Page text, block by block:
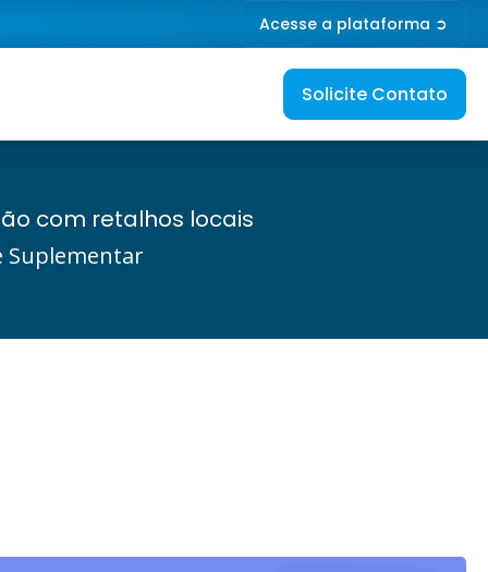
Acesse a plataforma ➲
Solicite Contato
com retalhos locais
Suplementar